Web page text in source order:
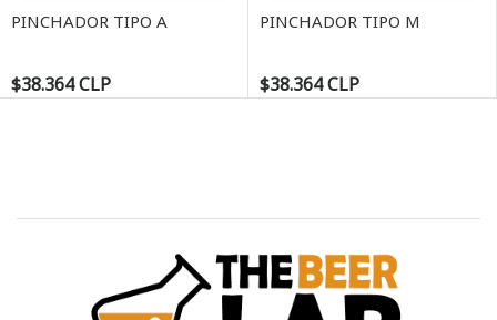
PINCHADOR TIPO A
$38.364 CLP
PINCHADOR TIPO M
$38.364 CLP